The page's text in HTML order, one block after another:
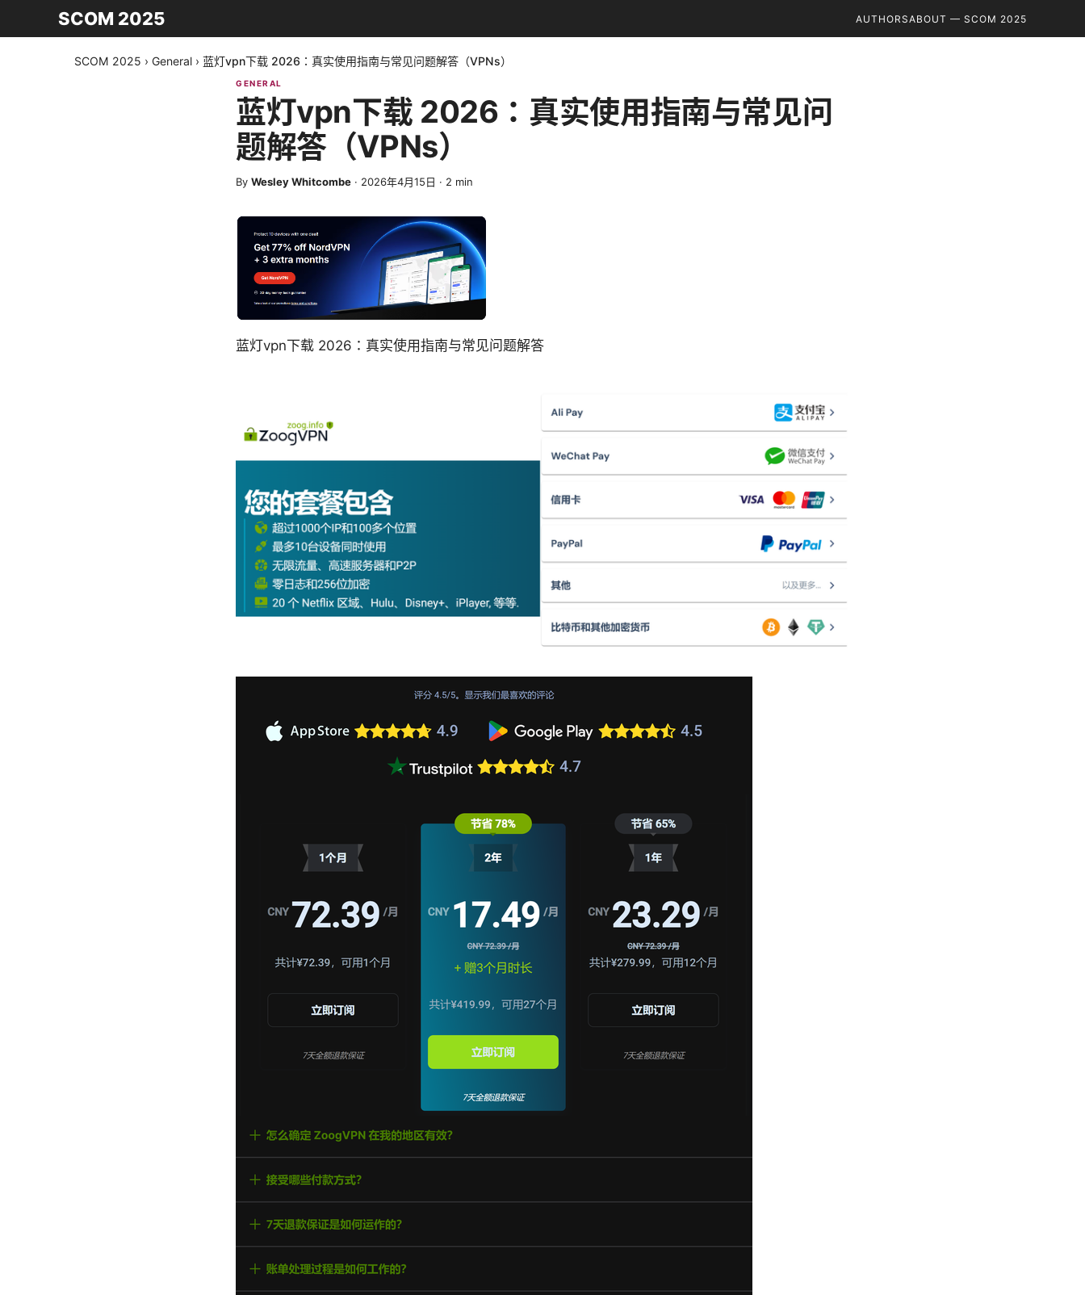
SCOM 2025 AUTHORSABOUT — SCOM 2025
SCOM 2025 › General › 蓝灯vpn下载 2026：真实使用指南与常见问题解答（VPNs）
GENERAL
蓝灯vpn下载 2026：真实使用指南与常见问
题解答（VPNs）
By Wesley Whitcombe · 2026年4月15日 · 2 min
蓝灯vpn下载 2026：真实使用指南与常见问题解答